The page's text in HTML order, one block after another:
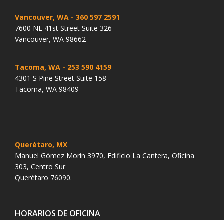
Vancouver, WA - 360 597 2591
7600 NE 41st Street Suite 326
Vancouver, WA 98662
Tacoma, WA - 253 590 4159
4301 S Pine Street Suite 158
Tacoma, WA 98409
Querétaro, MX
Manuel Gómez Morin 3970, Edificio La Cantera, Oficina
303, Centro Sur
Querétaro 76090.
HORARIOS DE OFICINA